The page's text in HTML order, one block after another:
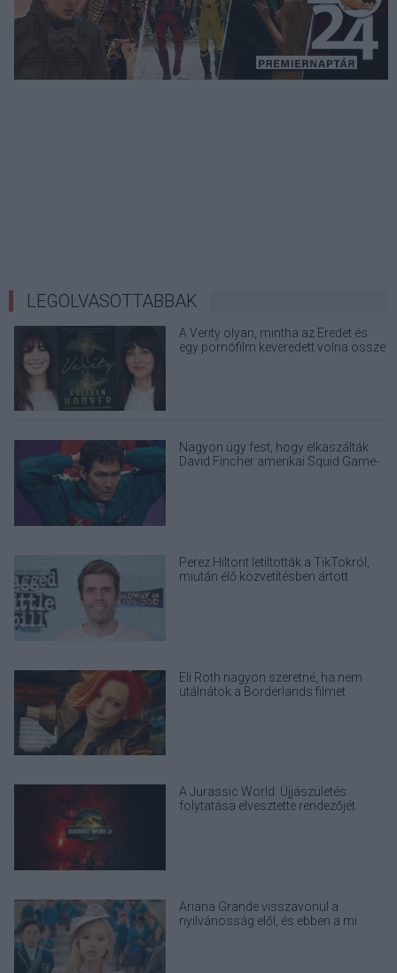
LEGOLVASOTTABBAK
A Verity olyan, mintha az Eredet és
egy pornófilm keveredett volna össze
Nagyon úgy fest, hogy elkaszálták
David Fincher amerikai Squid Game-
Perez Hiltont letiltották a TikTokról,
miután élő közvetítésben ártott
Eli Roth nagyon szeretné, ha nem
utálnátok a Borderlands filmet
A Jurassic World: Újjászületés
folytatása elvesztette rendezőjét
Ariana Grande visszavonul a
nyilvánosság elől, és ebben a mi